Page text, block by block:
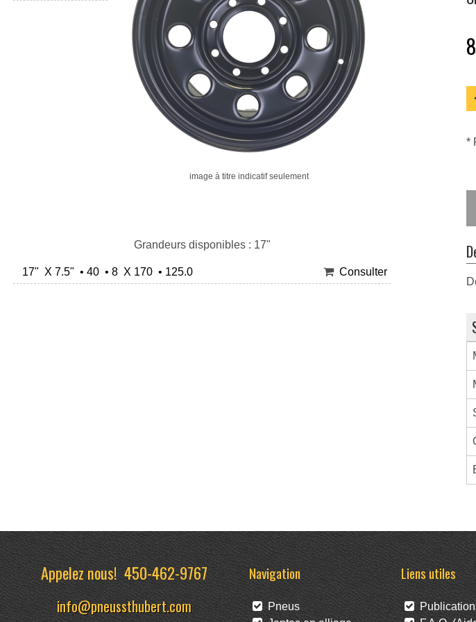
image à titre indicatif seulement
Grandeurs disponibles : 17"
17" X 7.5" • 40 • 8 X 170 • 125.0 Consulter
*
Appelez nous!450-462-9767
info@pneussthubert.com
Navigation
Pneus
Liens utiles